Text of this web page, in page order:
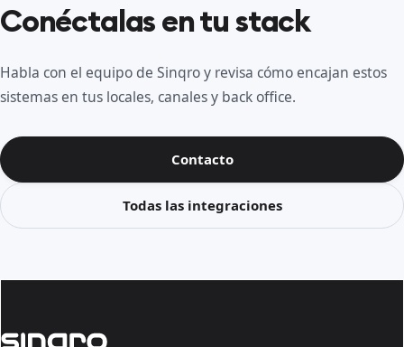
Conéctalas en tu stack
Habla con el equipo de Sinqro y revisa cómo encajan estos
sistemas en tus locales, canales y back office.
Contacto
Todas las integraciones